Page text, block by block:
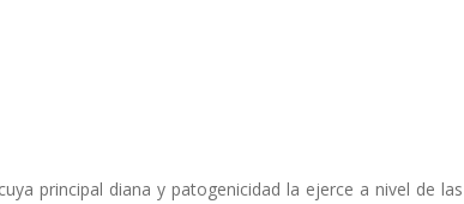
principal diana y patogenicidad la ejerce a nivel de las